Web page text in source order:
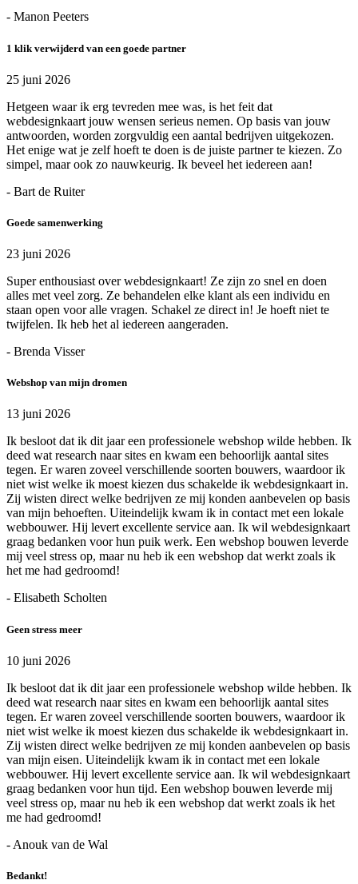
- Manon Peeters
1 klik verwijderd van een goede partner
25 juni 2026
Hetgeen waar ik erg tevreden mee was, is het feit dat
webdesignkaart jouw wensen serieus nemen. Op basis van jouw
antwoorden, worden zorgvuldig een aantal bedrijven uitgekozen.
Het enige wat je zelf hoeft te doen is de juiste partner te kiezen. Zo
simpel, maar ook zo nauwkeurig. Ik beveel het iedereen aan!
- Bart de Ruiter
Goede samenwerking
23 juni 2026
Super enthousiast over webdesignkaart! Ze zijn zo snel en doen
alles met veel zorg. Ze behandelen elke klant als een individu en
staan open voor alle vragen. Schakel ze direct in! Je hoeft niet te
twijfelen. Ik heb het al iedereen aangeraden.
- Brenda Visser
Webshop van mijn dromen
13 juni 2026
Ik besloot dat ik dit jaar een professionele webshop wilde hebben. Ik
deed wat research naar sites en kwam een behoorlijk aantal sites
tegen. Er waren zoveel verschillende soorten bouwers, waardoor ik
niet wist welke ik moest kiezen dus schakelde ik webdesignkaart in.
Zij wisten direct welke bedrijven ze mij konden aanbevelen op basis
van mijn behoeften. Uiteindelijk kwam ik in contact met een lokale
webbouwer. Hij levert excellente service aan. Ik wil webdesignkaart
graag bedanken voor hun puik werk. Een webshop bouwen leverde
mij veel stress op, maar nu heb ik een webshop dat werkt zoals ik
het me had gedroomd!
- Elisabeth Scholten
Geen stress meer
10 juni 2026
Ik besloot dat ik dit jaar een professionele webshop wilde hebben. Ik
deed wat research naar sites en kwam een behoorlijk aantal sites
tegen. Er waren zoveel verschillende soorten bouwers, waardoor ik
niet wist welke ik moest kiezen dus schakelde ik webdesignkaart in.
Zij wisten direct welke bedrijven ze mij konden aanbevelen op basis
van mijn eisen. Uiteindelijk kwam ik in contact met een lokale
webbouwer. Hij levert excellente service aan. Ik wil webdesignkaart
graag bedanken voor hun tijd. Een webshop bouwen leverde mij
veel stress op, maar nu heb ik een webshop dat werkt zoals ik het
me had gedroomd!
- Anouk van de Wal
Bedankt!